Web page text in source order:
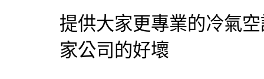
提供大家更專業的冷氣
家公司的好壞